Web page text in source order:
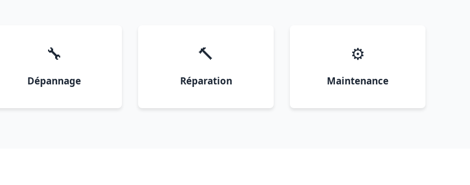
🔧
Dépannage
🔨
Réparation
⚙️
Maintenance